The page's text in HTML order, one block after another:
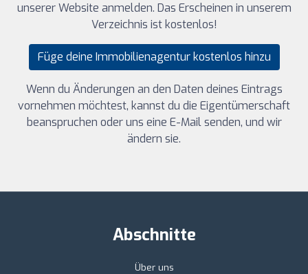
unserer Website anmelden. Das Erscheinen in unserem
Verzeichnis ist kostenlos!
Füge deine Immobilienagentur kostenlos hinzu
Wenn du Änderungen an den Daten deines Eintrags
vornehmen möchtest, kannst du die Eigentümerschaft
beanspruchen oder uns eine E-Mail senden, und wir
ändern sie.
Abschnitte
Über uns